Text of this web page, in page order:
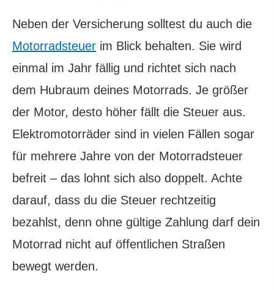
Neben der Versicherung solltest du auch die
Motorradsteuer im Blick behalten. Sie wird
einmal im Jahr fällig und richtet sich nach
dem Hubraum deines Motorrads. Je größer
der Motor, desto höher fällt die Steuer aus.
Elektro­motorräder sind in vielen Fällen sogar
für mehrere Jahre von der Motorradsteuer
befreit – das lohnt sich also doppelt. Achte
darauf, dass du die Steuer rechtzeitig
bezahlst, denn ohne gültige Zahlung darf dein
Motorrad nicht auf öffentlichen Straßen
bewegt werden.